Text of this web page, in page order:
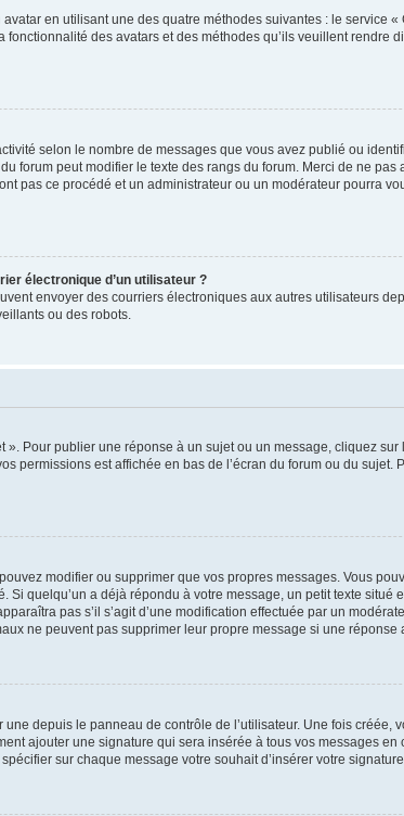
en utilisant une des quatre méthodes suivantes : le service
des avatars et des méthodes qu’ils veuillent rendre
selon le nombre de messages que vous avez publié ou
forum peut modifier le texte des rangs du forum. Merci de ne
pas ce procédé et un administrateur ou un modérateur pourra
électronique d’un utilisateur ?
envoyer des courriers électroniques aux autres utilisateurs
ou des robots.
Pour publier une réponse à un sujet ou un message, cliquez
permissions est affichée en bas de l’écran du forum ou du
modifier ou supprimer que vos propres messages. Vous
quelqu’un a déjà répondu à votre message, un petit texte situé
pas s’il s’agit d’une modification effectuée par un
ne peuvent pas supprimer leur propre message si une réponse
depuis le panneau de contrôle de l’utilisateur. Une fois créée,
ajouter une signature qui sera insérée à tous vos messages
sur chaque message votre souhait d’insérer votre signature.